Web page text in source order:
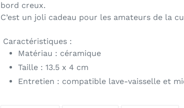
bord creux.
C’est un joli cadeau pour les amateurs de la
Caractéristiques :
Matériau : céramique
Taille : 13.5 x 4 cm
Entretien : compatible lave-vaisselle et